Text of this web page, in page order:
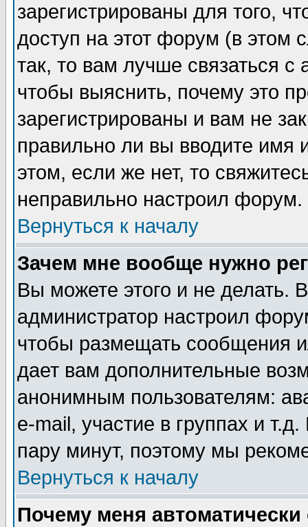
зарегистрированы для того,
доступ на этот форум (в этом
так, то вам лучше связаться
чтобы выяснить, почему это
зарегистрированы и вам не
правильно ли вы вводите
этом, если же нет, то
неправильно настроил форум.
Вернуться к началу
Зачем мне вообще нужно
Вы можете этого и не делать.
администратор настроил
чтобы размещать сообщения
дает вам дополнительные
анонимным пользователям:
e-mail, участие в группах и
пару минут, поэтому мы
Вернуться к началу
Почему меня автоматически